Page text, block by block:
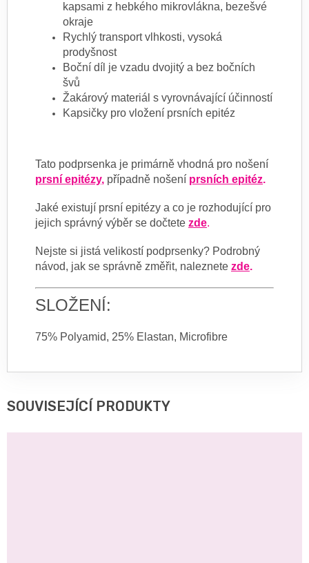
kapsami z hebkého mikrovlákna, bezešvé
okraje
Rychlý transport vlhkosti, vysoká
prodyšnost
Boční díl je vzadu dvojitý a bez bočních
švů
Žakárový materiál s vyrovnávající účinností
Kapsičky pro vložení prsních epitéz
Tato podprsenka je primárně vhodná pro nošení
prsní epitézy, případně nošení prsních epitéz.
Jaké existují prsní epitézy a co je rozhodující pro
jejich správný výběr se dočtete zde.
Nejste si jistá velikostí podprsenky? Podrobný
návod, jak se správně změřit, naleznete zde.
SLOŽENÍ:
75% Polyamid, 25% Elastan, Microfibre
SOUVISEJÍCÍ PRODUKTY